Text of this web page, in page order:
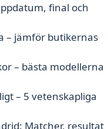
final och
– jämför butikernas
– bästa modellerna
– 5 vetenskapliga
Matcher, resultat